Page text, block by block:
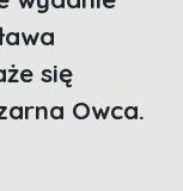
się
Owca.